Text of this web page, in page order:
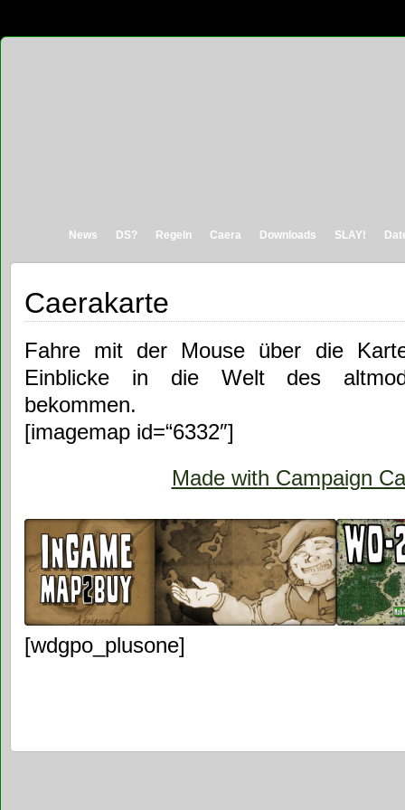
News DS? Regeln Caera Downloads SLAY!
Caerakarte
Fahre mit der Mouse über die
Einblicke in die Welt des
bekommen.
[imagemap id=“6332″]
Made with Campaign
[wdgpo_plusone]